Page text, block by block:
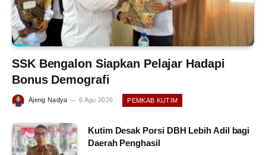
SSK Bengalon Siapkan Pelajar Hadapi
Bonus Demografi
Ajeng Nadya 6 Agu 2026 PEMKAB KUTIM
Kutim Desak Porsi DBH Lebih Adil bagi
Daerah Penghasil